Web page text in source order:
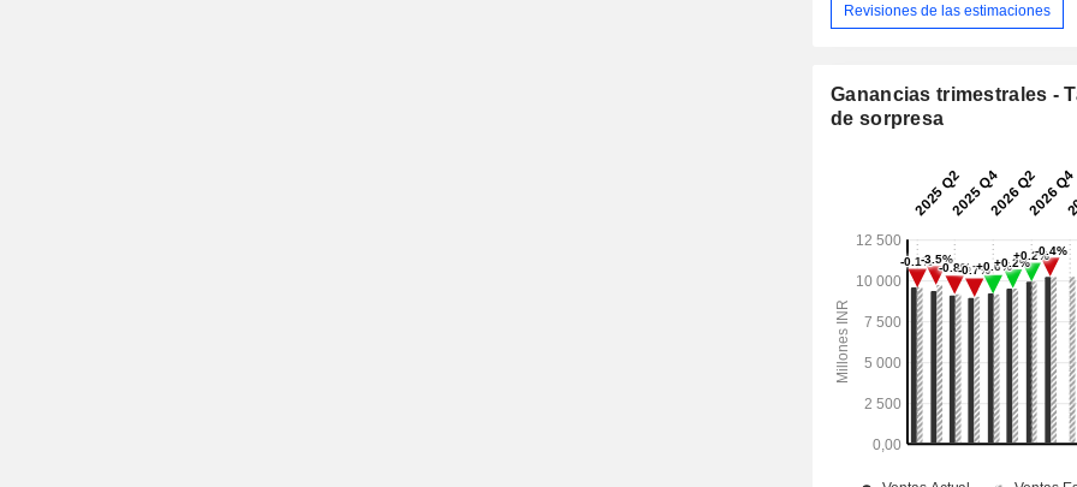
Revisiones de las estimaciones
Ganancias trimestrales -
de sorpresa